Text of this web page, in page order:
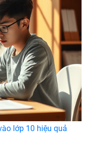
lớp 10 hiệu quả